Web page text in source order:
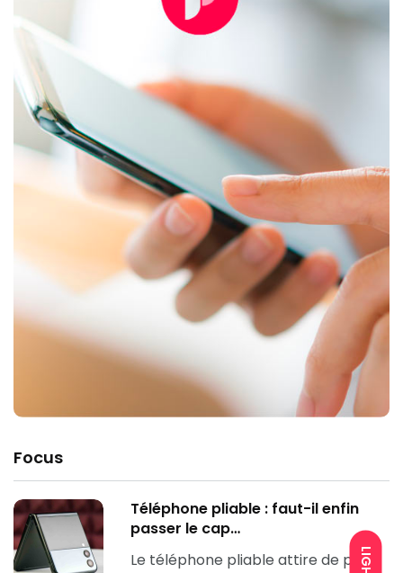
LIGHT
Focus
Téléphone pliable : faut-il enfin
passer le cap…
Le téléphone pliable attire de plus